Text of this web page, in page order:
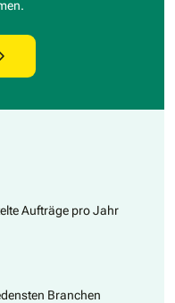
Aufträge pro Jahr
Branchen